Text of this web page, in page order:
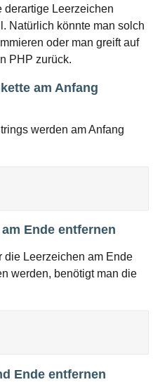
derartige Leerzeichen
Natürlich könnte man solch
oder man greift auf
PHP zurück.
am Anfang
werden am Anfang
Ende entfernen
die Leerzeichen am Ende
werden, benötigt man die
Ende entfernen